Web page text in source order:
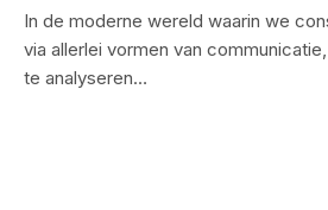
In de moderne wereld waarin we
via allerlei vormen van⁣
te analyseren…